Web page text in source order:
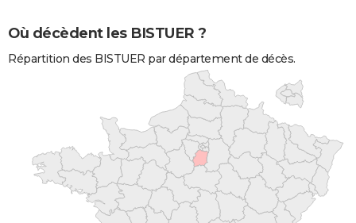
Où décèdent les BISTUER ?
Répartition des BISTUER par département de décès.